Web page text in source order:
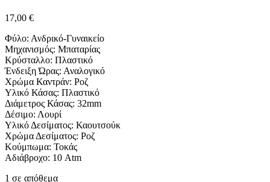
17,00 €
Φύλο: Ανδρικό-Γυναικείο
Μηχανισμός: Μπαταρίας
Κρύσταλλο: Πλαστικό
Ένδειξη Ώρας: Αναλογικό
Χρώμα Καντράν: Ροζ
Υλικό Κάσας: Πλαστικό
Διάμετρος Κάσας: 32mm
Δέσιμο: Λουρί
Υλικό Δεσίματος: Καουτσούκ
Χρώμα Δεσίματος: Ροζ
Κούμπωμα: Τοκάς
Αδιάβροχο: 10 Atm
1 σε απόθεμα